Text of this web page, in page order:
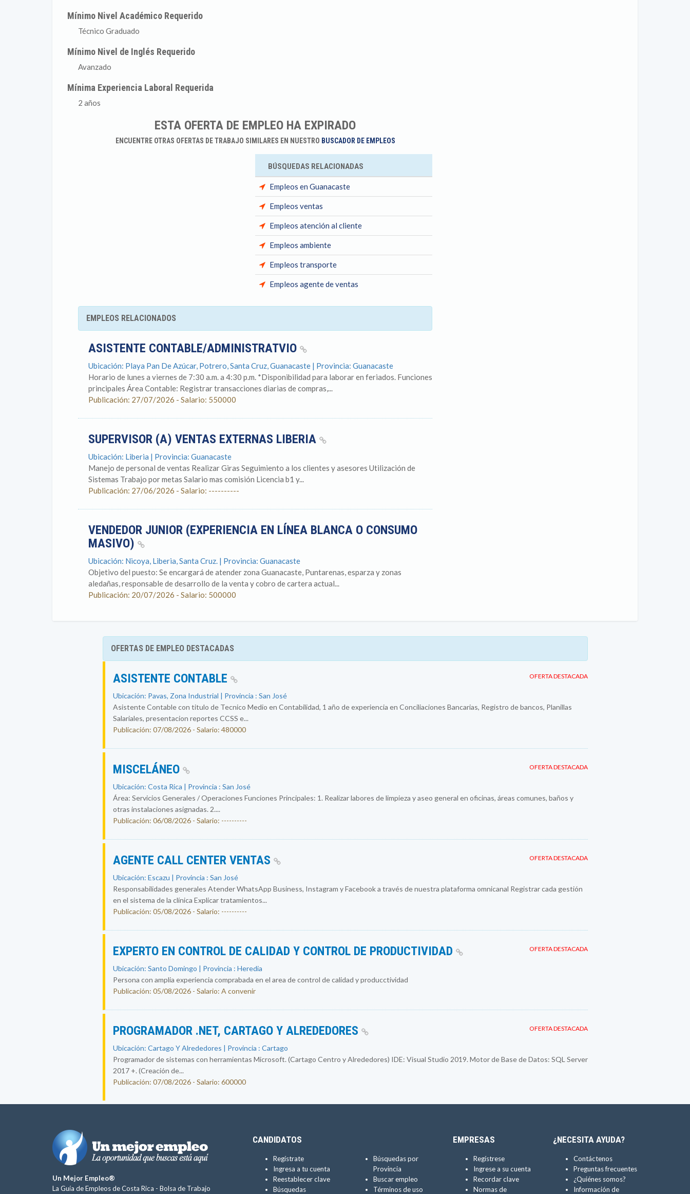
Mínimo Nivel Académico Requerido
Técnico Graduado
Mínimo Nivel de Inglés Requerido
Avanzado
Mínima Experiencia Laboral Requerida
2 años
ESTA OFERTA DE EMPLEO HA EXPIRADO
ENCUENTRE OTRAS OFERTAS DE TRABAJO SIMILARES EN NUESTRO BUSCADOR DE EMPLEOS
BÚSQUEDAS RELACIONADAS
Empleos en Guanacaste
Empleos ventas
Empleos atención al cliente
Empleos ambiente
Empleos transporte
Empleos agente de ventas
EMPLEOS RELACIONADOS
ASISTENTE CONTABLE/ADMINISTRATVIO
Ubicación: Playa Pan De Azúcar, Potrero, Santa Cruz, Guanacaste | Provincia: Guanacaste
Horario de lunes a viernes de 7:30 a.m. a 4:30 p.m. *Disponibilidad para laborar en feriados. Funciones
principales Área Contable: Registrar transacciones diarias de compras,...
Publicación: 27/07/2026 - Salario: 550000
SUPERVISOR (A) VENTAS EXTERNAS LIBERIA
Ubicación: Liberia | Provincia: Guanacaste
Manejo de personal de ventas Realizar Giras Seguimiento a los clientes y asesores Utilización de
Sistemas Trabajo por metas Salario mas comisión Licencia b1 y...
Publicación: 27/06/2026 - Salario: ----------
VENDEDOR JUNIOR (EXPERIENCIA EN LÍNEA BLANCA O CONSUMO
MASIVO)
Ubicación: Nicoya, Liberia, Santa Cruz. | Provincia: Guanacaste
Objetivo del puesto: Se encargará de atender zona Guanacaste, Puntarenas, esparza y zonas
aledañas, responsable de desarrollo de la venta y cobro de cartera actual...
Publicación: 20/07/2026 - Salario: 500000
OFERTAS DE EMPLEO DESTACADAS
OFERTA DESTACADA
ASISTENTE CONTABLE
Ubicación: Pavas, Zona Industrial | Provincia : San José
Asistente Contable con titulo de Tecnico Medio en Contabilidad, 1 año de experiencia en Conciliaciones Bancarias, Registro de bancos, Planillas
Salariales, presentacion reportes CCSS e...
Publicación: 07/08/2026 - Salario: 480000
OFERTA DESTACADA
MISCELÁNEO
Ubicación: Costa Rica | Provincia : San José
Área: Servicios Generales / Operaciones Funciones Principales: 1. Realizar labores de limpieza y aseo general en oficinas, áreas comunes, baños y
otras instalaciones asignadas. 2....
Publicación: 06/08/2026 - Salario: ----------
OFERTA DESTACADA
AGENTE CALL CENTER VENTAS
Ubicación: Escazu | Provincia : San José
Responsabilidades generales Atender WhatsApp Business, Instagram y Facebook a través de nuestra plataforma omnicanal Registrar cada gestión
en el sistema de la clínica Explicar tratamientos...
Publicación: 05/08/2026 - Salario: ----------
OFERTA DESTACADA
EXPERTO EN CONTROL DE CALIDAD Y CONTROL DE PRODUCTIVIDAD
Ubicación: Santo Domingo | Provincia : Heredia
Persona con amplia experiencia comprabada en el area de control de calidad y producctividad
Publicación: 05/08/2026 - Salario: A convenir
OFERTA DESTACADA
PROGRAMADOR .NET, CARTAGO Y ALREDEDORES
Ubicación: Cartago Y Alrededores | Provincia : Cartago
Programador de sistemas con herramientas Microsoft. (Cartago Centro y Alrededores) IDE: Visual Studio 2019. Motor de Base de Datos: SQL Server
2017 +. (Creación de...
Publicación: 07/08/2026 - Salario: 600000
Un Mejor Empleo®
La Guía de Empleos de Costa Rica - Bolsa de Trabajo
CANDIDATOS
Regístrate
Ingresa a tu cuenta
Reestablecer clave
Búsquedas
Búsquedas por
Provincia
Buscar empleo
Términos de uso
EMPRESAS
Regístrese
Ingrese a su cuenta
Recordar clave
Normas de
¿NECESITA AYUDA?
Contáctenos
Preguntas frecuentes
¿Quiénes somos?
Información de